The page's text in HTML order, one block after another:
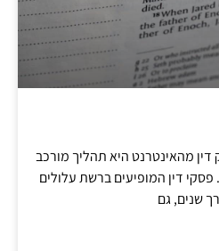
מהאינטרנט היא תהליך מורכב
דין המופיעים ברשת עלולים
שנים, גם